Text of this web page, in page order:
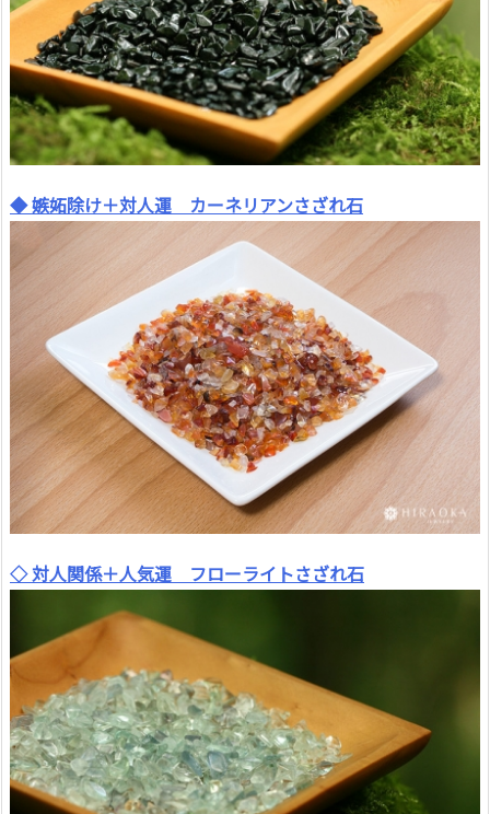
◆ 嫉妬除け＋対人運 カーネリアンさざれ石
◇ 対人関係＋人気運 フローライトさざれ石